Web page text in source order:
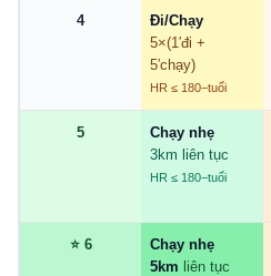
4
Đi/Chạy
5×(1′đi +
5′chạy)
HR ≤ 180−tuổi
5
Chạy nhẹ
3km liên tục
HR ≤ 180−tuổi
⭐ 6
Chạy nhẹ
5km liên tục